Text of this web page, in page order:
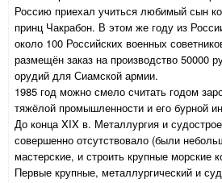
Россию приехал учиться любимый сын
принц Чакрабон. В этом же году из
около 100 Российских военных
размещён заказ на производство 50000
орудий для Сиамской армии.
1985 год можно смело считать годом
тяжёлой промышленности и его бурной
До конца XIX в. Металлургия и
совершенно отсутствовало (были
мастерские, и строить крупные морские
Первые крупные, металлургический и